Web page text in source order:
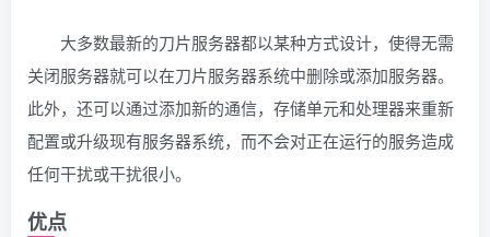
大多数最新的刀片服务器都以某种方式设计，使得无需
关闭服务器就可以在刀片服务器系统中删除或添加服务器。
此外，还可以通过添加新的通信，存储单元和处理器来重新
配置或升级现有服务器系统，而不会对正在运行的服务造成
任何干扰或干扰很小。
优点